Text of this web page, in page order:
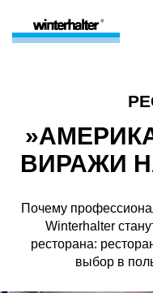
ВИРАЖИ
Почему
Winterhalter
ресторана:
выбор в